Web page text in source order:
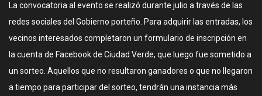
La convocatoria al evento se realizó durante julio a través de las
redes sociales del Gobierno porteño. Para adquirir las entradas, los
vecinos interesados completaron un formulario de inscripción en
la cuenta de Facebook de Ciudad Verde, que luego fue sometido a
un sorteo. Aquellos que no resultaron ganadores o que no llegaron
a tiempo para participar del sorteo, tendrán una instancia más